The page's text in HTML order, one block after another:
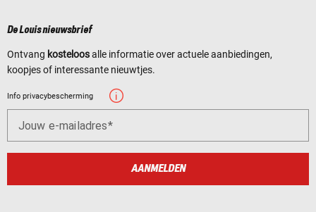
De Louis nieuwsbrief
Ontvang kosteloosalle informatie over actuele aanbiedingen,
koopjes of interessante nieuwtjes.
Info privacybescherming
Jouw e-mailadres
AANMELDEN